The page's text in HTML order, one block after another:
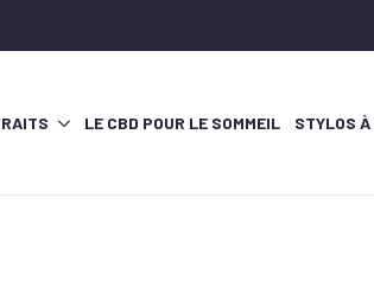
LE CBD POUR LE SOMMEIL STYLOS À